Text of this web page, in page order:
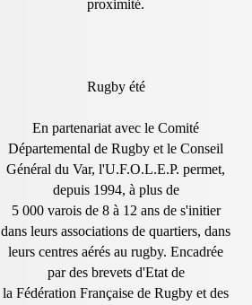
proximité.
Rugby été
En partenariat avec le Comité
Départemental de Rugby et le Conseil
Général du Var, l'U.F.O.L.E.P. permet,
depuis 1994, à plus de
5 000 varois de 8 à 12 ans de s'initier
dans leurs associations de quartiers, dans
leurs centres aérés au rugby. Encadrée
par des brevets d'Etat de
la Fédération Française de Rugby et des